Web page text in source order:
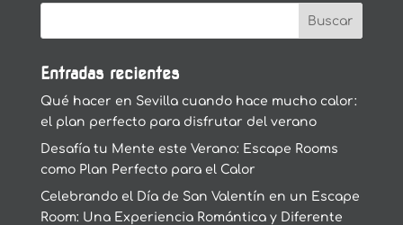
Entradas recientes
Qué hacer en Sevilla cuando hace mucho calor:
el plan perfecto para disfrutar del verano
Desafía tu Mente este Verano: Escape Rooms
como Plan Perfecto para el Calor
Celebrando el Día de San Valentín en un Escape
Room: Una Experiencia Romántica y Diferente